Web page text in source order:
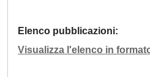
Elenco pubblicazioni
Visualizza l'elenco in